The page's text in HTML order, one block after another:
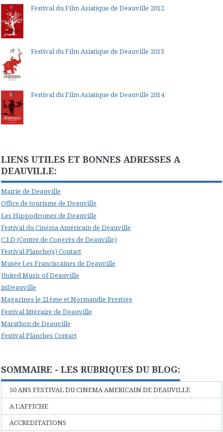
Festival du Film Asiatique de Deauville 2012
Festival du Film Asiatique de Deauville 2013
Festival du Film Asiatique de Deauville 2014
LIENS UTILES ET BONNES ADRESSES A
DEAUVILLE:
Mairie de Deauville
Office de tourisme de Deauville
Les Hippodromes de Deauville
Festival du Cinéma Américain de Deauville
C.I.D (Centre de Congrès de Deauville)
Festival Planche(s) Contact
Musée Les Franciscaines de Deauville
United Music of Deauville
inDeauville
Magazines le 21ème et Normandie Prestige
Festival littéraire de Deauville
Marathon de Deauville
Festival Planches Contact
SOMMAIRE - LES RUBRIQUES DU BLOG:
50 ANS FESTIVAL DU CINEMA AMERICAIN DE DEAUVILLE
A L'AFFICHE
ACCREDITATIONS